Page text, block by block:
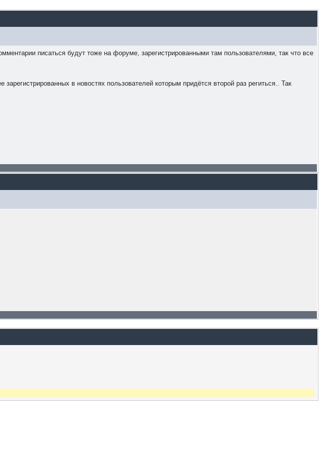
писаться будут тоже на форуме, зарегистрированными там пользователями, так что все
в новостях пользователей которым придётся второй раз региться.. Так